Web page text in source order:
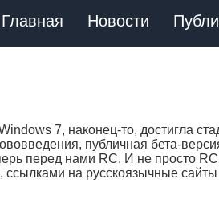
Главная Новости
7, наконец-то, достигла
публичная бета-
перед нами RC. И не просто
ссылками на русскоязычные